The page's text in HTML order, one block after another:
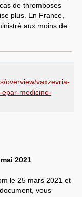
de thromboses
plus. En France,
aux moins de
overview/vaxzevria-
medicine-
2021
le 25 mars 2021 et
vous